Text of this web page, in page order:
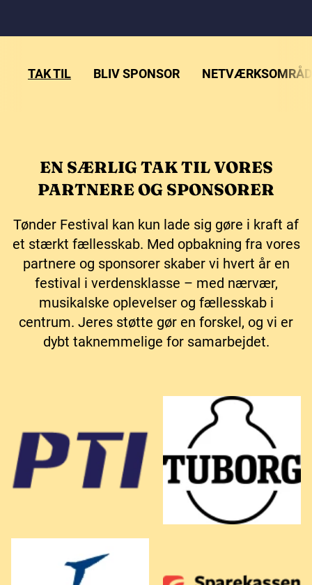
TAK TIL BLIV SPONSOR
EN SÆRLIG TAK TIL VORES
PARTNERE OG SPONSORER
Tønder Festival kan kun lade sig gøre i kraft af
et stærkt fællesskab. Med opbakning fra vores
partnere og sponsorer skaber vi hvert år en
festival i verdensklasse – med nærvær,
musikalske oplevelser og fællesskab i
centrum. Jeres støtte gør en forskel, og vi er
dybt taknemmelige for samarbejdet.